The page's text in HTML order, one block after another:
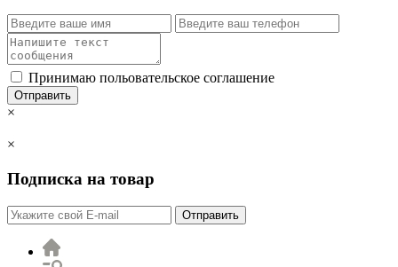
Принимаю польовательское соглашение
Отправить
×
×
Подписка на товар
Отправить